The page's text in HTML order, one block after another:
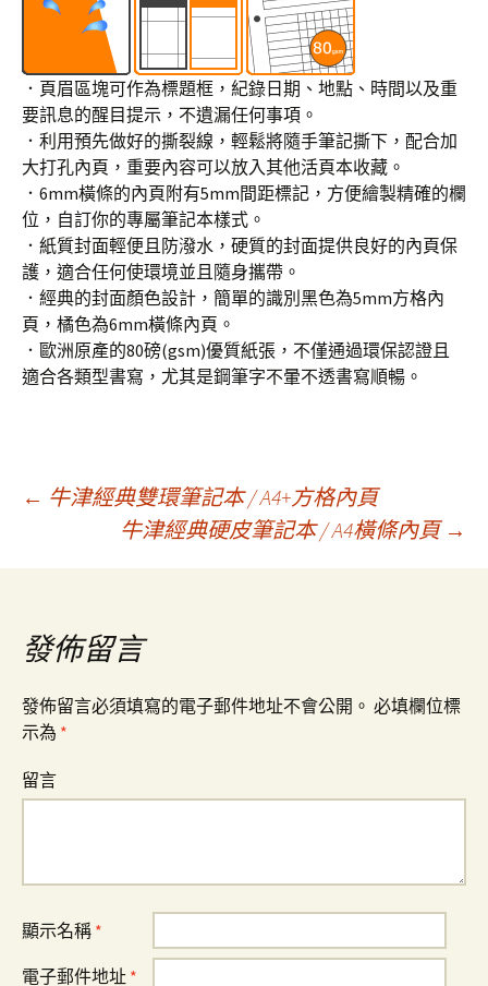
．頁眉區塊可作為標題框，紀錄日期、地點、時間以及重
要訊息的醒目提示，不遺漏任何事項。
．利用預先做好的撕裂線，輕鬆將隨手筆記撕下，配合加
大打孔內頁，重要內容可以放入其他活頁本收藏。
．6mm橫條的內頁附有5mm間距標記，方便繪製精確的欄
位，自訂你的專屬筆記本樣式。
．紙質封面輕便且防潑水，硬質的封面提供良好的內頁保
護，適合任何使環境並且隨身攜帶。
．經典的封面顏色設計，簡單的識別黑色為5mm方格內
頁，橘色為6mm橫條內頁。
．歐洲原產的80磅(gsm)優質紙張，不僅通過環保認證且
適合各類型書寫，尤其是鋼筆字不暈不透書寫順暢。
文
章
導
覽
← 牛津經典雙環筆記本 / A4+方格內頁
牛津經典硬皮筆記本 / A4橫條內頁 →
發佈留言
發佈留言必須填寫的電子郵件地址不會公開。 必填欄位標
示為 *
留言
顯示名稱 *
電子郵件地址 *